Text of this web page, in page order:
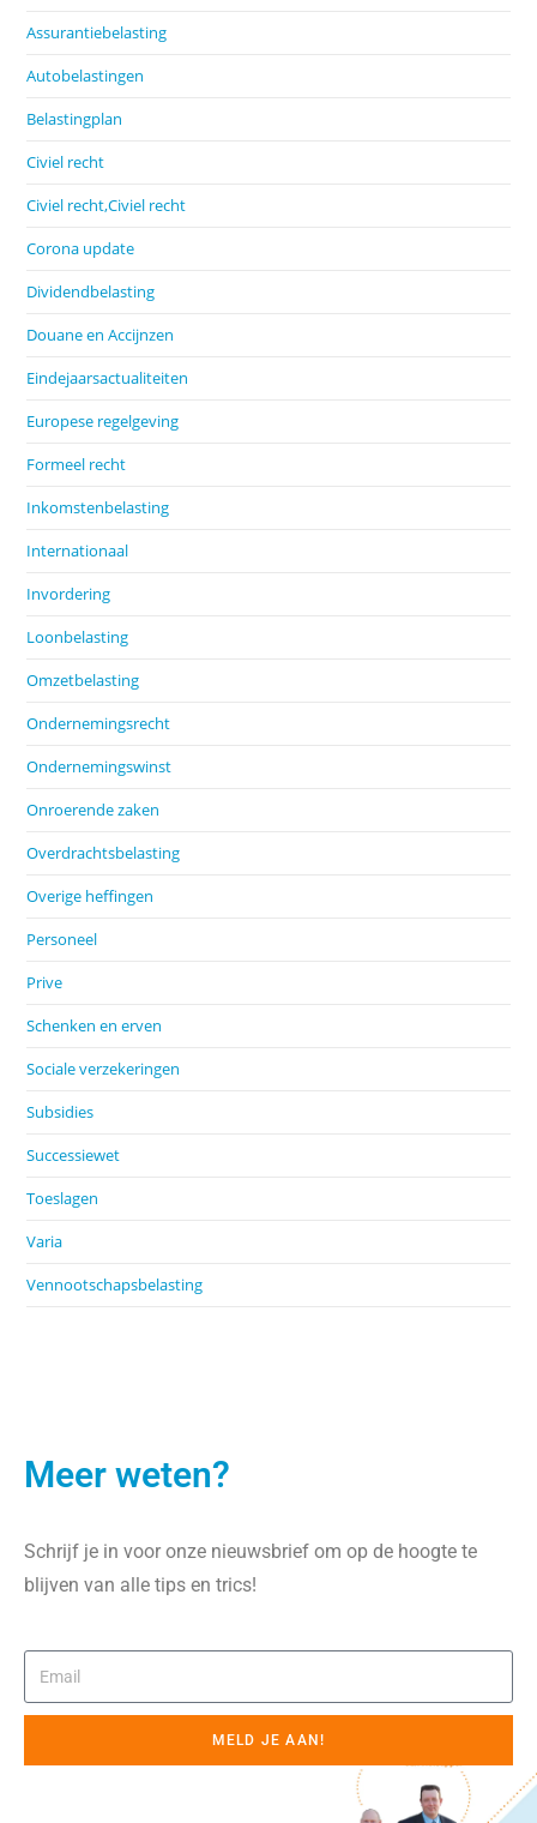
Assurantiebelasting
Autobelastingen
Belastingplan
Civiel recht
Civiel recht,Civiel recht
Corona update
Dividendbelasting
Douane en Accijnzen
Eindejaarsactualiteiten
Europese regelgeving
Formeel recht
Inkomstenbelasting
Internationaal
Invordering
Loonbelasting
Omzetbelasting
Ondernemingsrecht
Ondernemingswinst
Onroerende zaken
Overdrachtsbelasting
Overige heffingen
Personeel
Prive
Schenken en erven
Sociale verzekeringen
Subsidies
Successiewet
Toeslagen
Varia
Vennootschapsbelasting
Meer weten?
Schrijf je in voor onze nieuwsbrief om op de hoogte te
blijven van alle tips en trics!
MELD JE AAN!